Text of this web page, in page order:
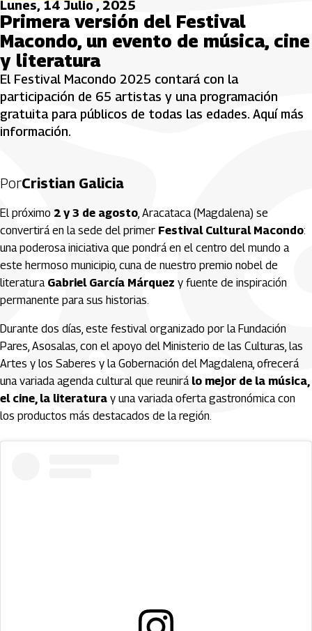
Lunes, 14 Julio , 2025
Primera versión del Festival
Macondo, un evento de música, cine
y literatura
El Festival Macondo 2025 contará con la
participación de 65 artistas y una programación
gratuita para públicos de todas las edades. Aquí más
información.
PorCristian Galicia
El próximo 2 y 3 de agosto, Aracataca (Magdalena) se
convertirá en la sede del primer Festival Cultural Macondo:
una poderosa iniciativa que pondrá en el centro del mundo a
este hermoso municipio, cuna de nuestro premio nobel de
literatura Gabriel García Márquez y fuente de inspiración
permanente para sus historias.
Durante dos días, este festival organizado por la Fundación
Pares, Asosalas, con el apoyo del Ministerio de las Culturas, las
Artes y los Saberes y la Gobernación del Magdalena, ofrecerá
una variada agenda cultural que reunirá lo mejor de la música,
el cine, la literatura y una variada oferta gastronómica con
los productos más destacados de la región.